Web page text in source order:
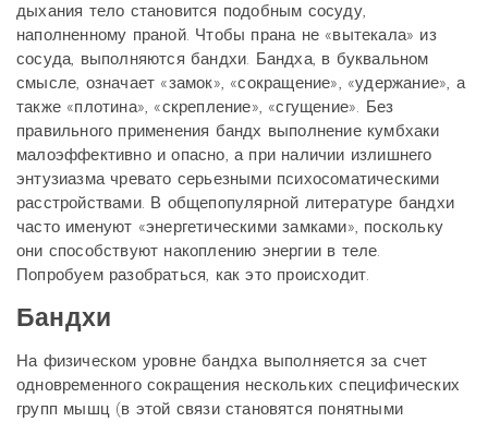
дыхания тело становится подобным сосуду,
наполненному праной. Чтобы прана не «вытекала» из
сосуда, выполняются бандхи. Бандха, в буквальном
смысле, означает «замок», «сокращение», «удержание», а
также «плотина», «скрепление», «сгущение». Без
правильного применения бандх выполнение кумбхаки
малоэффективно и опасно, а при наличии излишнего
энтузиазма чревато серьезными психосоматическими
расстройствами. В общепопулярной литературе бандхи
часто именуют «энергетическими замками», поскольку
они способствуют накоплению энергии в теле.
Попробуем разобраться, как это происходит.
Бандхи
На физическом уровне бандха выполняется за счет
одновременного сокращения нескольких специфических
групп мышц (в этой связи становятся понятными